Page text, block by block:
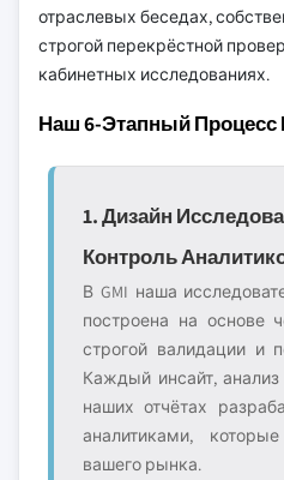
отраслевых беседах,
строгой перекрёстной
кабинетных исследованиях.
Наш 6-Этапный Процесс
1. Дизайн
Контроль
В GMI наша
построена на основе
строгой валидации и
Каждый инсайт,
наших отчётах
аналитиками,
вашего рынка.